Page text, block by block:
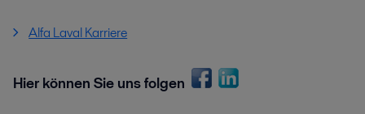
Alfa Laval Karriere
Hier können Sie uns folgen